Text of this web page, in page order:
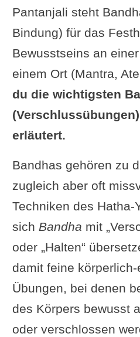
Pantanjali steht
Bindung) für das
Bewusstseins an
einem Ort (Mantra,
du die wichtigsten
erläutert.
Bandhas gehören zu
zugleich aber oft
Techniken des Hatha-
sich Bandha mit
oder „Halten“
damit feine
Übungen, bei denen
des Körpers bewusst
oder verschlossen